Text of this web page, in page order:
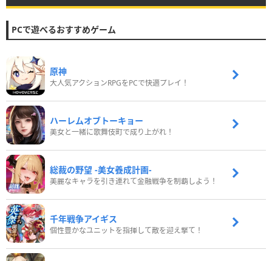
PCで遊べるおすすめゲーム
原神
大人気アクションRPGをPCで快適プレイ！
ハーレムオブトーキョー
美女と一緒に歌舞伎町で成り上がれ！
総裁の野望 -美女養成計画-
美麗なキャラを引き連れて金融戦争を制覇しよう！
千年戦争アイギス
個性豊かなユニットを指揮して敵を迎え撃て！